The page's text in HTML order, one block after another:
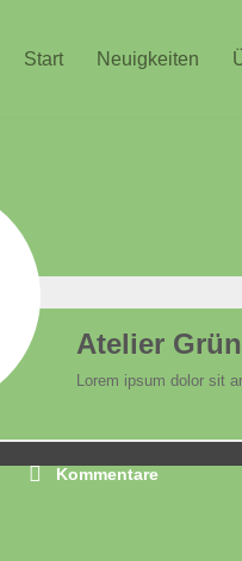
Start Neuigkeiten
Atelier Grün
Lorem ipsum dolor sit
Kommentare